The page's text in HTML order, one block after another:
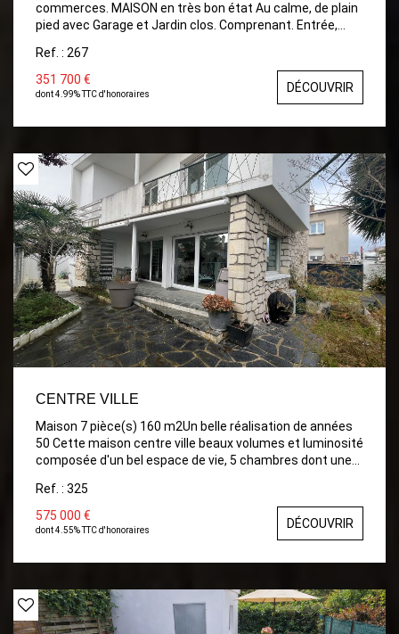
commerces. MAISON en très bon état Au calme, de plain
pied avec Garage et Jardin clos. Comprenant. Entrée,
équipée et aménagée, 2 Chambres , Salle d'eau avec
fenêtre, wc séparé. Terrasse carrelée de 30m², Garage
avec porte électrique et coin Buanderie, Cabanon. JARDIN
clos d'environ 480m² A VISITER Rapidement .
Ref. : 267
351 700 €
dont 4.99% TTC d'honoraires DÉCOUVRIR
CENTRE VILLE
Maison 7 pièce(s) 160 m2Un belle réalisation de années
50 Cette maison centre ville beaux volumes et luminosité
composée d'un bel espace de vie, 5 chambres dont une
Ref. : 325
575 000 €
dont 4.55% TTC d'honoraires DÉCOUVRIR